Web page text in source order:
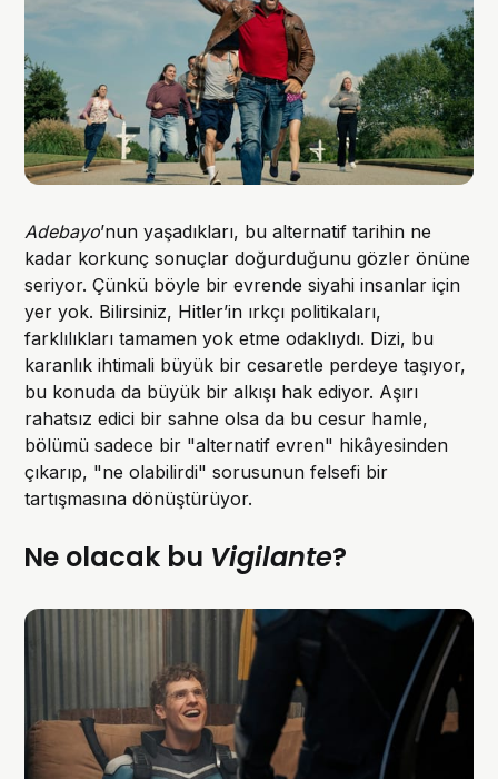
Adebayo’nun yaşadıkları, bu alternatif tarihin ne
kadar korkunç sonuçlar doğurduğunu gözler önüne
seriyor. Çünkü böyle bir evrende siyahi insanlar için
yer yok. Bilirsiniz, Hitler’in ırkçı politikaları,
farklılıkları tamamen yok etme odaklıydı. Dizi, bu
karanlık ihtimali büyük bir cesaretle perdeye taşıyor,
bu konuda da büyük bir alkışı hak ediyor. Aşırı
rahatsız edici bir sahne olsa da bu cesur hamle,
bölümü sadece bir "alternatif evren" hikâyesinden
çıkarıp, "ne olabilirdi" sorusunun felsefi bir
tartışmasına dönüştürüyor.
Ne olacak bu Vigilante?